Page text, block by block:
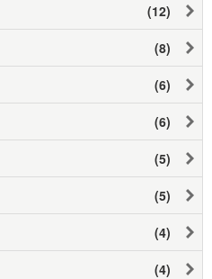
(12)
(8)
(6)
(6)
(5)
(5)
(4)
(4)